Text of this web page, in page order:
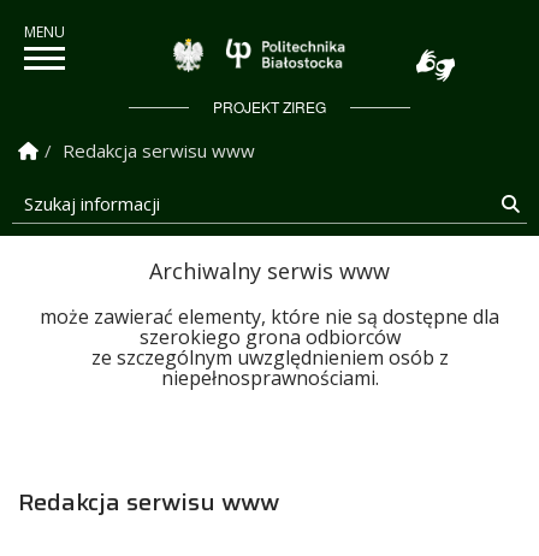
Politechnika
PROJEKT ZIREG
Strona Główna
Redakcja serwisu www
Szukaj informacji
Archiwalny serwis www
może zawierać elementy, które nie są dostępne dla
szerokiego grona odbiorców
ze szczególnym uwzględnieniem osób z
niepełnosprawnościami.
Redakcja serwisu www